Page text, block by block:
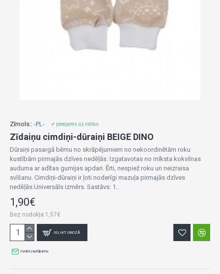
Zīmols:: -PL- ✔ pieejams uz vietas
Zīdaiņu cimdiņi-dūraiņi BEIGE DINO
Dūraiņi pasargā bērnu no skrāpējumiem no nekoordinētām roku
kustībām pirmajās dzīves nedēļās. Izgatavotas no mīksta kokvilnas
auduma ar adītas gumijas apdari. Ērti, nespiež roku un neizraisa
svīšanu. Cimdiņi-dūraiņi ir ļoti noderīgi mazuļa pirmajās dzīves
nedēļās.Universāls izmērs. Sastāvs: 1..
1,90€
Bez nodokļa:1,57€
IELIKT GROZĀ
Uzdot jautājumu